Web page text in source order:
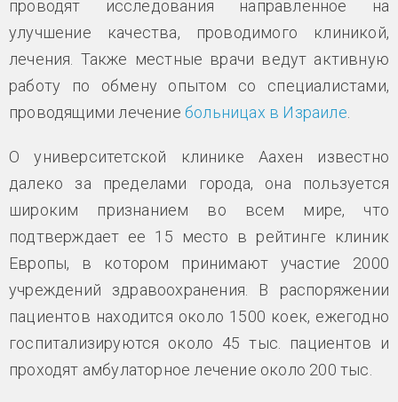
проводят исследования направленное на
улучшение качества, проводимого клиникой,
лечения. Также местные врачи ведут активную
работу по обмену опытом со специалистами,
проводящими лечение больницах в Израиле
О университетской клинике Аахен известно
далеко за пределами города, она пользуется
широким признанием во всем мире, что
подтверждает ее 15 место в рейтинге клиник
Европы, в котором принимают участие 2000
учреждений здравоохранения. В распоряжении
пациентов находится около 1500 коек, ежегодно
госпитализируются около 45 тыс. пациентов и
проходят амбулаторное лечение около 200 тыс.